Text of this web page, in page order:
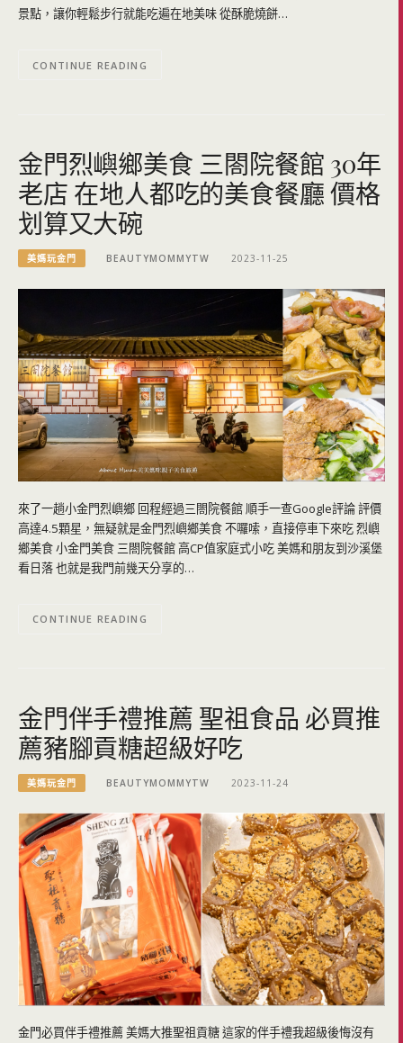
景點，讓你輕鬆步行就能吃遍在地美味 從酥脆燒餅…
CONTINUE READING
金門烈嶼鄉美食 三閤院餐館 30年
老店 在地人都吃的美食餐廳 價格
划算又大碗
美媽玩金門 BEAUTYMOMMYTW 2023-11-25
來了一趟小金門烈嶼鄉 回程經過三閤院餐館 順手一查Google評論 評價
高達4.5顆星，無疑就是金門烈嶼鄉美食 不囉嗦，直接停車下來吃 烈嶼
鄉美食 小金門美食 三閤院餐館 高CP值家庭式小吃 美媽和朋友到沙溪堡
看日落 也就是我門前幾天分享的…
CONTINUE READING
金門伴手禮推薦 聖祖食品 必買推
薦豬腳貢糖超級好吃
美媽玩金門 BEAUTYMOMMYTW 2023-11-24
金門必買伴手禮推薦 美媽大推聖祖貢糖 這家的伴手禮我超級後悔沒有